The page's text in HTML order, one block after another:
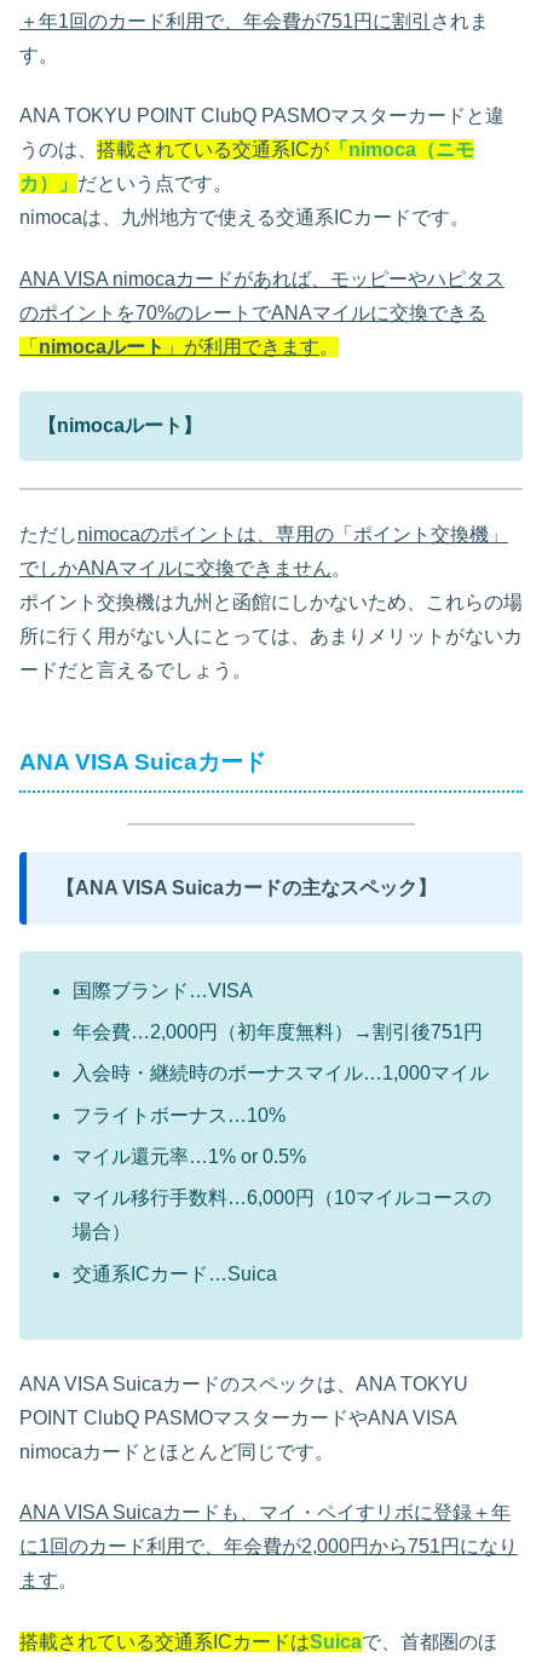
＋年1回のカード利用で、年会費が751円に割引 されま
す。
ANA TOKYU POINT ClubQ PASMOマスターカードと違
うのは、 搭載されている交通系ICが 「 nimoca （ニモ
カ）」 だという点です。
nimocaは、九州地方で使える交通系ICカードです。
ANA VISA nimocaカードがあれば、モッピーやハピタス
のポイントを70%のレートでANAマイルに交換できる
「 nimocaルート 」が利用できます。
【nimocaルート】
ただしnimocaのポイントは、専用の「ポイント交換機」
でしかANAマイルに交換できません。
ポイント交換機は九州と函館にしかないため、これらの場
所に行く用がない人にとっては、あまりメリットがないカ
ードだと言えるでしょう。
ANA VISA Suicaカード
【ANA VISA Suicaカードの主なスペック】
国際ブランド…VISA
年会費…2,000円（初年度無料）→割引後751円
入会時・継続時のボーナスマイル…1,000マイル
フライトボーナス…10%
マイル還元率…1% or 0.5%
マイル移行手数料…6,000円（10マイルコースの
場合）
交通系ICカード…Suica
ANA VISA Suicaカードのスペックは、ANA TOKYU
POINT ClubQ PASMOマスターカードやANA VISA
nimocaカードとほとんど同じです。
ANA VISA Suicaカードも、マイ・ペイすリボに登録＋年
に1回のカード利用で、年会費が2,000円から751円になり
ます。
搭載されている交通系ICカードはSuicaで、首都圏のほ